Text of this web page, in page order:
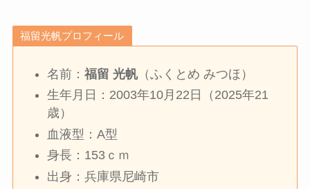
福留光帆プロフィール
名前：福留 光帆（ふくとめ みつほ）
生年月日：2003年10月22日（2025年21
歳）
血液型：A型
身長：153ｃｍ
出身：兵庫県尼崎市